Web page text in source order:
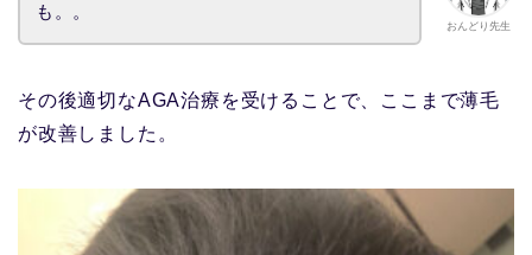
おんどり先生
も。。
その後適切なAGA治療を受けることで、ここまで薄毛
が改善しました。